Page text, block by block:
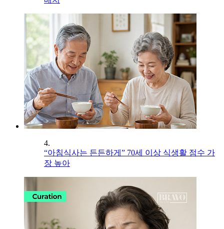
4.
“아침식사는 든든하게” 70세 이상 식생활 점수 가
장 높아